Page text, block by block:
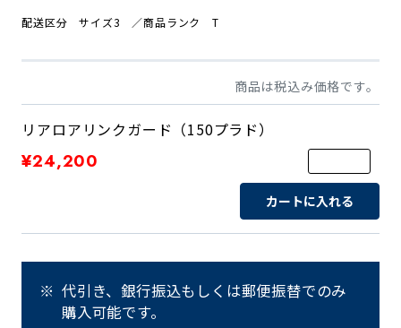
配送区分 サイズ3 ／商品ランク T
商品は税込み価格です。
リアロアリンクガード（150プラド）
¥24,200
カートに入れる
代引き、銀行振込もしくは郵便振替でのみ
購入可能です。